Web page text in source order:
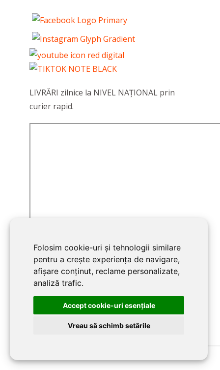
Folosim cookie-uri și tehnologii similare
pentru a crește experiența de navigare,
afișare conținut, reclame personalizate,
analiză trafic.
Accept cookie-uri esenţiale
Vreau să schimb setările
LIVRĂRI zilnice la NIVEL NAȚIONAL prin
curier rapid.